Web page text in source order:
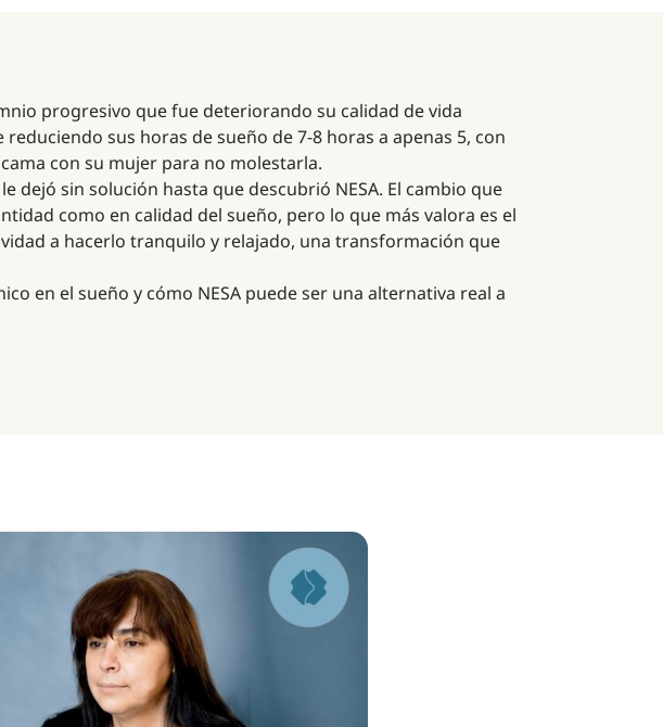
progresivo que fue deteriorando su calidad de vida
sus horas de sueño de 7-8 horas a apenas 5, con
con su mujer para no molestarla.
sin solución hasta que descubrió NESA. El cambio que
como en calidad del sueño, pero lo que más valora es el
a hacerlo tranquilo y relajado, una transformación que
en el sueño y cómo NESA puede ser una alternativa real a